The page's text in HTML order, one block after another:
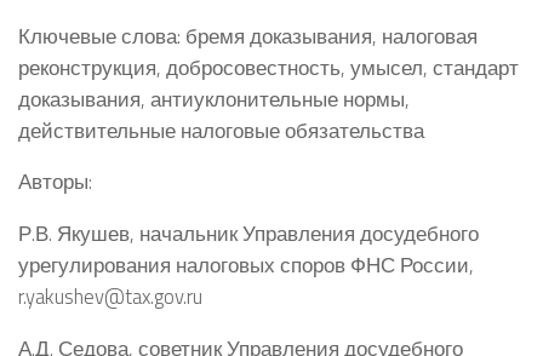
Ключевые слова: бремя доказывания, налоговая
реконструкция, добросовестность, умысел, стандарт
доказывания, антиуклонительные нормы,
действительные налоговые обязательства
Авторы:
Р.В. Якушев, начальник Управления досудебного
урегулирования налоговых споров ФНС России,
r.yakushev@tax.gov.ru
А.Д. Седова, советник Управления досудебного